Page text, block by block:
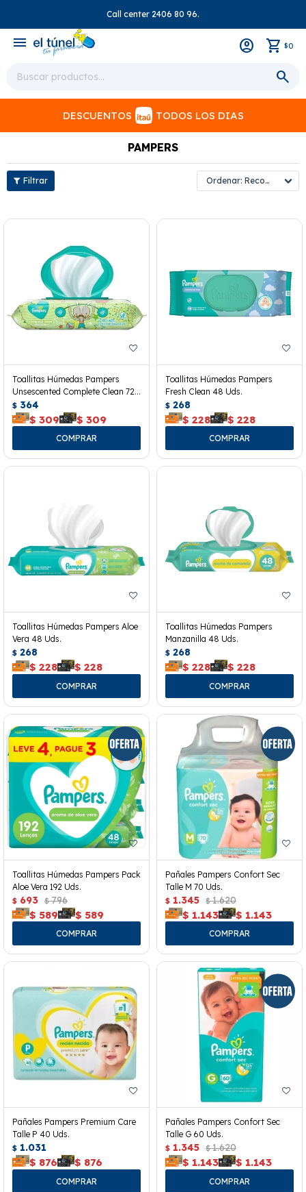
Call center 2406 80 96.
menu $0
DESCUENTOS TODOS LOS DIAS
PAMPERS
Recomendados
Toallitas Húmedas Pampers
Unsescented Complete Clean 72
Uds.
$ 364
$ 309 $ 309
Toallitas Húmedas Pampers
Fresh Clean 48 Uds.
$ 268
$ 228 $ 228
Toallitas Húmedas Pampers Aloe
Vera 48 Uds.
$ 268
$ 228 $ 228
Toallitas Húmedas Pampers
Manzanilla 48 Uds.
$ 268
$ 228 $ 228
Toallitas Húmedas Pampers Pack
Aloe Vera 192 Uds.
$ 693 $ 796
$ 589 $ 589
Pañales Pampers Confort Sec
Talle M 70 Uds.
$ 1.345 $ 1.620
$ 1.143 $ 1.143
Pañales Pampers Premium Care
Talle P 40 Uds.
$ 1.031
$ 876 $ 876
Pañales Pampers Confort Sec
Talle G 60 Uds.
$ 1.345 $ 1.620
$ 1.143 $ 1.143
close